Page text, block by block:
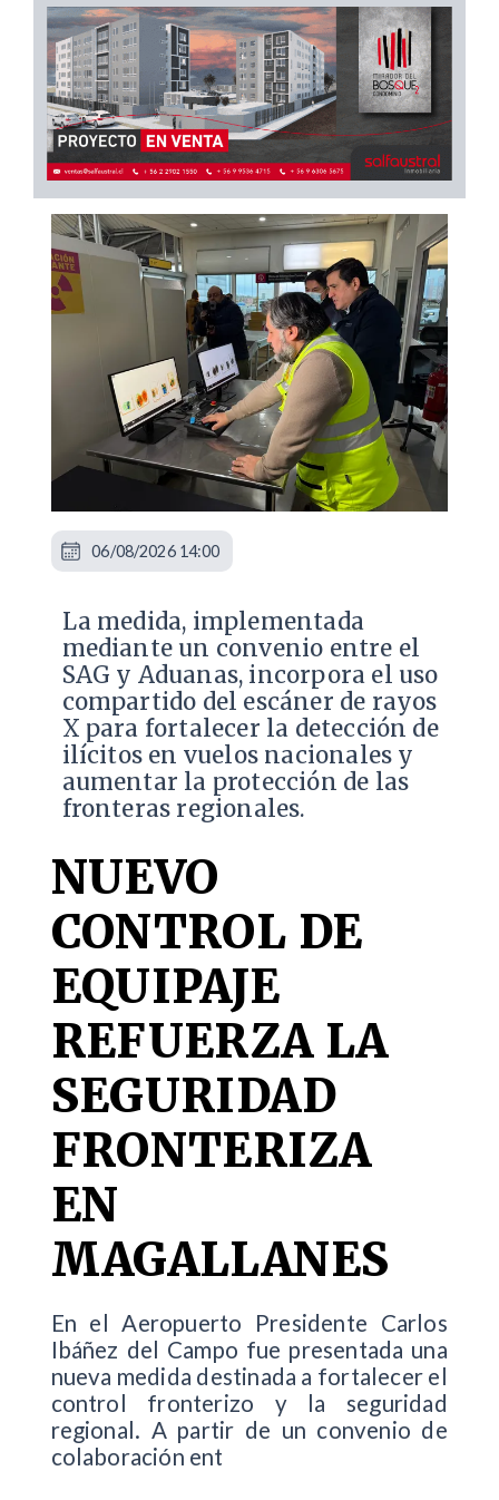
La medida, implementada
mediante un convenio entre el
SAG y Aduanas, incorpora el uso
compartido del escáner de rayos
X para fortalecer la detección de
ilícitos en vuelos nacionales y
aumentar la protección de las
fronteras regionales.
NUEVO
CONTROL DE
EQUIPAJE
REFUERZA LA
SEGURIDAD
FRONTERIZA
EN
MAGALLANES
En el Aeropuerto Presidente Carlos
Ibáñez del Campo fue presentada una
nueva medida destinada a fortalecer el
control fronterizo y la seguridad
regional. A partir de un convenio de
colaboración ent
06/08/2026 14:00